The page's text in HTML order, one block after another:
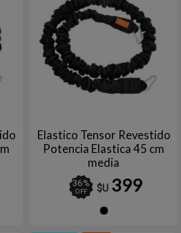
Elastico Tensor Revestido
Potencia Elastica 45 cm
media
36%
OFF $U 399